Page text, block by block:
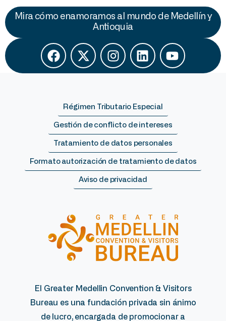
Mira cómo enamoramos al mundo de Medellín y
Antioquia
Régimen Tributario Especial
Gestión de conflicto de intereses
Tratamiento de datos personales
Formato autorización de tratamiento de datos
Aviso de privacidad
El Greater Medellin Convention & Visitors
Bureau es una fundación privada sin ánimo
de lucro, encargada de promocionar a